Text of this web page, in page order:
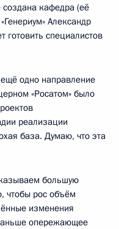
создана кафедра (её
Александр
готовить специалистов
одно направление
«Росатом» было
реализации
база. Думаю, что эта
большую
чтобы рос объём
изменения
опережающее